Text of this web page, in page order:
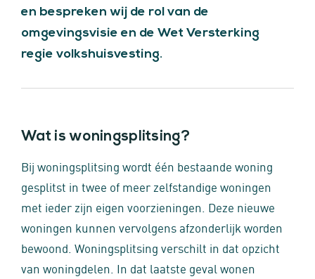
en bespreken wij de rol van de
omgevingsvisie en de Wet Versterking
regie volkshuisvesting.
Wat is woningsplitsing?
Bij woningsplitsing wordt één bestaande woning
gesplitst in twee of meer zelfstandige woningen
met ieder zijn eigen voorzieningen. Deze nieuwe
woningen kunnen vervolgens afzonderlijk worden
bewoond. Woningsplitsing verschilt in dat opzicht
van woningdelen. In dat laatste geval wonen